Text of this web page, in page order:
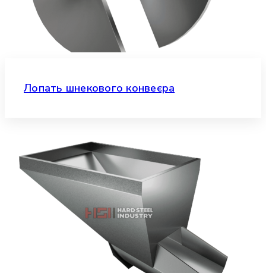
Лопать шнекового конвеєра